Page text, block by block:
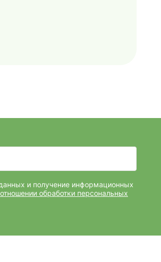
и получение информационных
обработки персональных